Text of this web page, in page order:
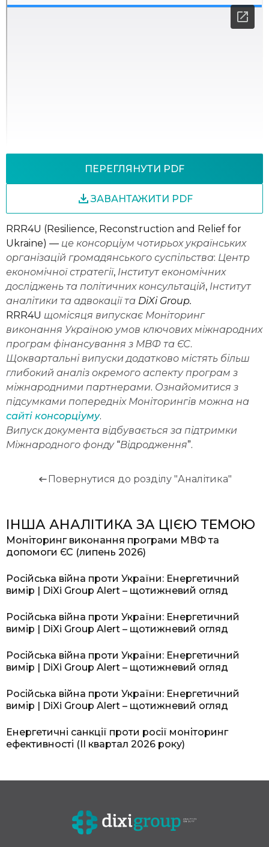
ПЕРЕГЛЯНУТИ PDF
ЗАВАНТАЖИТИ PDF
RRR4U (Resilience, Reconstruction and Relief for
Ukraine) — це консорціум чотирьох українських
організацій громадянського суспільства: Центр
економічної стратегії, Інститут економічних
досліджень та політичнихконсультацій, Інститут
аналітики та адвокації та DiXi Group.
RRR4U щомісяця випускає Моніторинг
виконання Україною умов ключових міжнародних
програм фінансування з МВФ та ЄС.
Щоквартальні випуски додатково містять більш
глибокий аналіз окремого аспекту програм з
міжнародними партнерами. Ознайомитися з
підсумками попередніх Моніторингів можна на
сайті консорціуму.
Випуск документа відбувається за підтримки
Міжнародного фонду“Відродження”.
Повернутися до розділу "Аналітика"
ІНША АНАЛІТИКА ЗА ЦІЄЮ ТЕМОЮ
Моніторинг виконання програми МВФ та
допомоги ЄС (липень 2026)
Російська війна проти України: Енергетичний
вимір | DiXi Group Alert – щотижневий огляд
Російська війна проти України: Енергетичний
вимір | DiXi Group Alert – щотижневий огляд
Російська війна проти України: Енергетичний
вимір | DiXi Group Alert – щотижневий огляд
Російська війна проти України: Енергетичний
вимір | DiXi Group Alert – щотижневий огляд
Енергетичні санкції проти росії моніторинг
ефективності (II квартал 2026 року)